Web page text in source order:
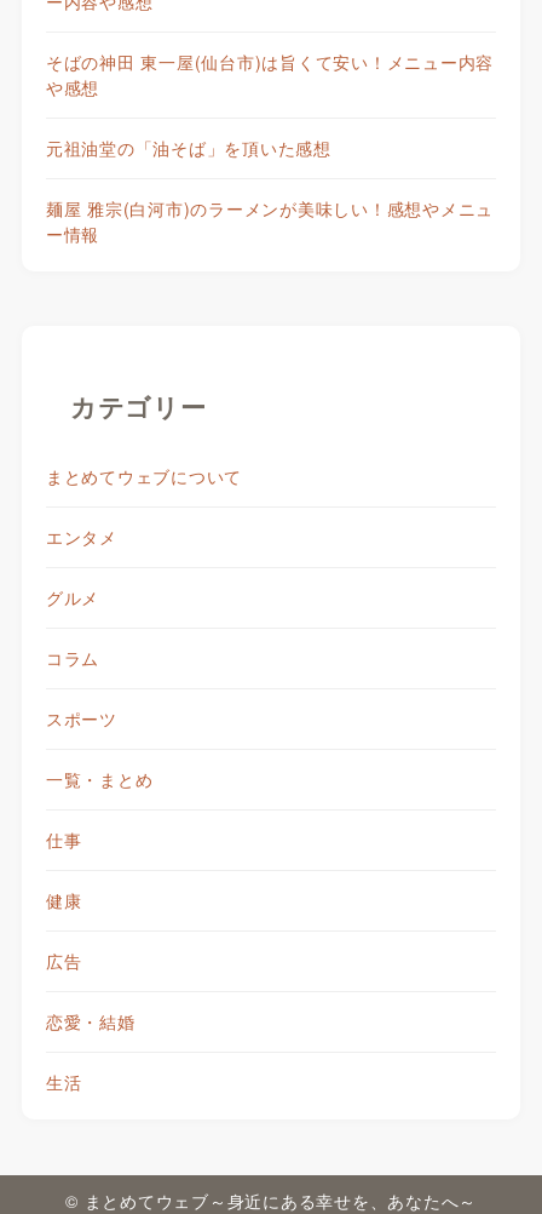
そばの神田 東一屋(仙台市)は旨くて安い！メニュー内容
や感想
元祖油堂の「油そば」を頂いた感想
麺屋 雅宗(白河市)のラーメンが美味しい！感想やメニュ
ー情報
カテゴリー
まとめてウェブについて
エンタメ
グルメ
コラム
スポーツ
一覧・まとめ
仕事
健康
広告
恋愛・結婚
生活
© まとめてウェブ～身近にある幸せを、あなたへ～